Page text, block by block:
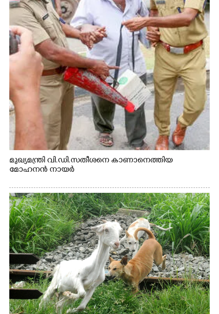
മുഖ്യമന്ത്രി വി.ഡി.സതീശനെ കാണാനെത്തിയ
മോഹനൻ നായർ
×
Share this link
Copy Link